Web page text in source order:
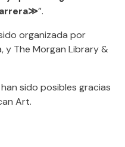
≫”.
organizada por
y The Morgan Library &
sido posibles gracias
Art.